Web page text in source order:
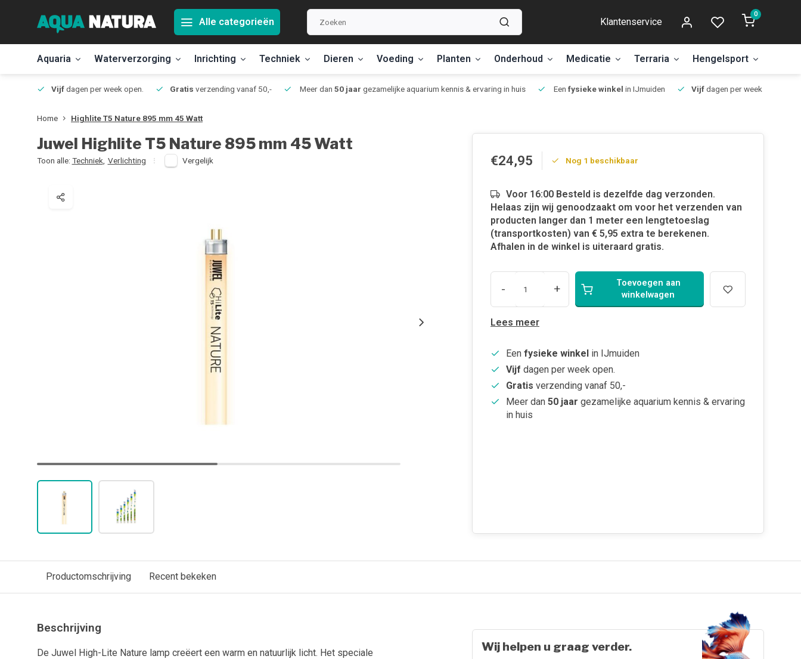
Alle categorieën Klantenservice
0
Aquaria Waterverzorging Inrichting Techniek Dieren Voeding Planten Onderhoud Medicatie Terraria Hengelsport
Vijfdagen per week open. Gratis verzending vanaf 50,- Meer dan 50 jaar gezamelijke aquarium kennis & ervaring in huis Een fysieke winkel in IJmuiden Vijfdagen per week open.
Home Highlite T5 Nature 895 mm 45 Watt
Juwel Highlite T5 Nature 895 mm 45 Watt
Toon alle: Techniek Verlichting Vergelijk €24,95 Nog 1 beschikbaar
Voor 16:00 Besteld is dezelfde dag verzonden.
Helaas zijn wij genoodzaakt om voor het verzenden van
producten langer dan 1 meter een lengtetoeslag
(transportkosten) van € 5,95 extra te berekenen.
Afhalen in de winkel is uiteraard gratis.
- +
Toevoegen aan
winkelwagen
Lees meer
Een fysieke winkel in IJmuiden
Vijf dagen per week open.
Gratis verzending vanaf 50,-
Meer dan 50 jaar gezamelijke aquarium kennis & ervaring
in huis
Productomschrijving Recent bekeken
Beschrijving
De Juwel High-Lite Nature lamp creëert een warm en natuurlijk licht. Het speciale
Wij helpen u graag verder.